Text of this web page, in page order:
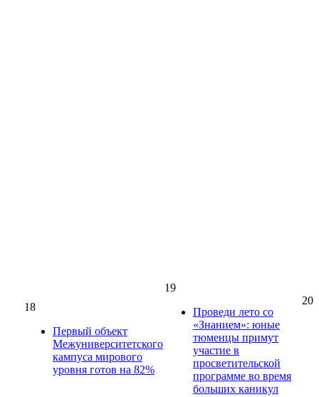
18
Первый объект
Межуниверситетского
кампуса мирового
уровня готов на 82%
19
Проведи лето со
«Знанием»: юные
тюменцы примут
участие в
просветительской
программе во время
больших каникул
20